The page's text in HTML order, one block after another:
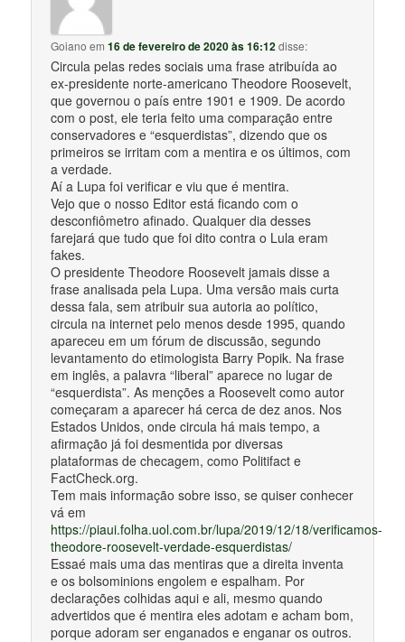
Goiano em16 de fevereiro de 2020 às 16:12disse:
Circula pelas redes sociais uma frase atribuída ao
ex-presidente norte-americano Theodore Roosevelt,
que governou o país entre 1901 e 1909. De acordo
com o post, ele teria feito uma comparação entre
conservadores e “esquerdistas”, dizendo que os
primeiros se irritam com a mentira e os últimos, com
a verdade.
Aí a Lupa foi verificar e viu que é mentira.
Vejo que o nosso Editor está ficando com o
desconfiômetro afinado. Qualquer dia desses
farejará que tudo que foi dito contra o Lula eram
fakes.
O presidente Theodore Roosevelt jamais disse a
frase analisada pela Lupa. Uma versão mais curta
dessa fala, sem atribuir sua autoria ao político,
circula na internet pelo menos desde 1995, quando
apareceu em um fórum de discussão, segundo
levantamento do etimologista Barry Popik. Na frase
em inglês, a palavra “liberal” aparece no lugar de
“esquerdista”. As menções a Roosevelt como autor
começaram a aparecer há cerca de dez anos. Nos
Estados Unidos, onde circula há mais tempo, a
afirmação já foi desmentida por diversas
plataformas de checagem, como Politifact e
FactCheck.org.
Tem mais informação sobre isso, se quiser conhecer
vá em
https://piaui.folha.uol.com.br/lupa/2019/12/18/verificamos-
theodore-roosevelt-verdade-esquerdistas/
Essaé mais uma das mentiras que a direita inventa
e os bolsominions engolem e espalham. Por
declarações colhidas aqui e ali, mesmo quando
advertidos que é mentira eles adotam e acham bom,
porque adoram ser enganados e enganar os outros.